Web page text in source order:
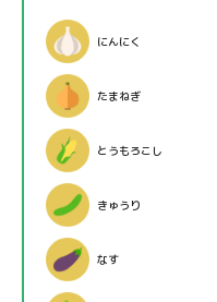
にんにく
たまねぎ
とうもろこし
きゅうり
なす